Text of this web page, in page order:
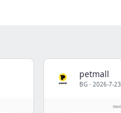
petmall
BG · 2026-7-23